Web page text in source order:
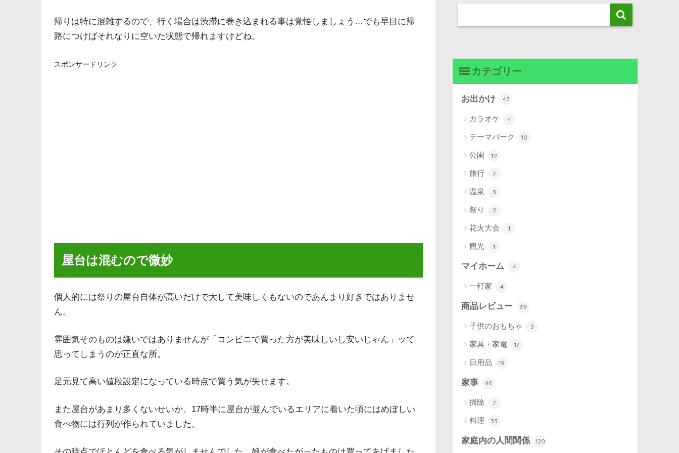
帰りは特に混雑するので、行く場合は渋滞に巻き込まれる事は覚悟しましょう…でも早目に帰
路につけばそれなりに空いた状態で帰れますけどね。
スポンサードリンク
屋台は混むので微妙
個人的には祭りの屋台自体が高いだけで大して美味しくもないのであんまり好きではありませ
ん。
雰囲気そのものは嫌いではありませんが「コンビニで買った方が美味しいし安いじゃん」ッて
思ってしまうのが正直な所。
足元見て高い値段設定になっている時点で買う気が失せます。
また屋台があまり多くないせいか、17時半に屋台が並んでいるエリアに着いた頃にはめぼしい
食べ物には行列が作られていました。
カテゴリー
お出かけ 47
カラオケ 4
テーマパーク 10
公園 19
旅行 7
温泉 3
祭り 2
花火大会 1
観光 1
マイホーム 4
一軒家 4
商品レビュー 39
子供のおもちゃ 3
家具・家電 17
日用品 19
家事 40
掃除 7
料理 33
家庭内の人間関係 120